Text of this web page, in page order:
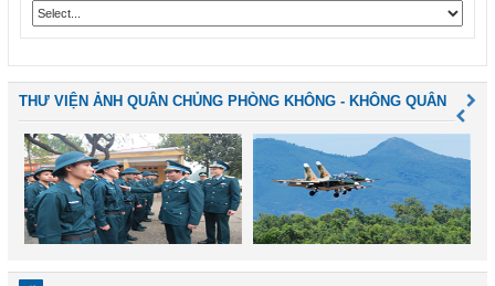
THƯ VIỆN ẢNH QUÂN CHỦNG PHÒNG KHÔNG - KHÔNG QUÂN